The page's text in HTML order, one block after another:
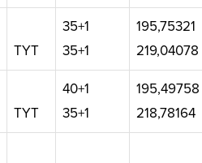
TYT
35+1
35+1
195,75321
219,04078
TYT
40+1
35+1
195,49758
218,78164